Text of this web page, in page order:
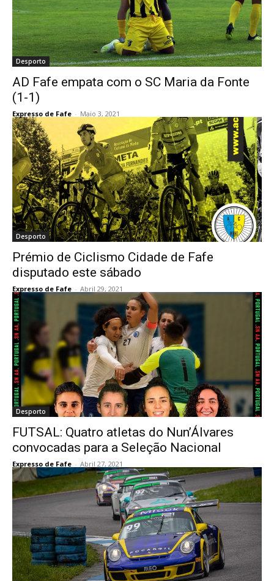
Desporto
AD Fafe empata com o SC Maria da Fonte
(1-1)
Expresso de Fafe - Maio 3, 2021
Desporto
Prémio de Ciclismo Cidade de Fafe
disputado este sábado
Expresso de Fafe - Abril 29, 2021
Desporto
FUTSAL: Quatro atletas do Nun’Álvares
convocadas para a Seleção Nacional
Expresso de Fafe - Abril 27, 2021